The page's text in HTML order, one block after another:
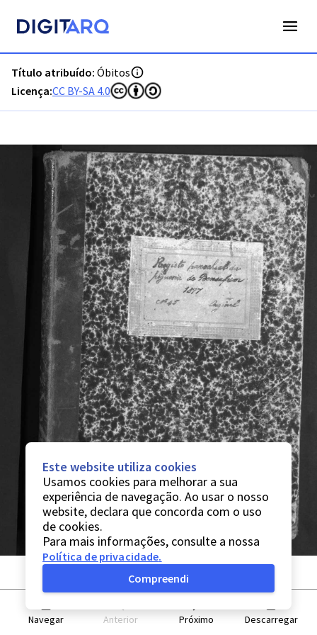
Título atribuído: Óbitos
Licença:CC BY-SA 4.0
Navegar Anterior Próximo Descarregar
Este website utiliza cookies
Usamos cookies para melhorar a sua
experiência de navegação. Ao usar o nosso
website, declara que concorda com o uso
de cookies.
Para mais informações, consulte a nossa
Política de privacidade.
Compreendi